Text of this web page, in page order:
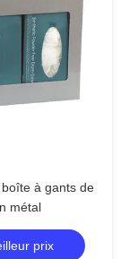
à gants de
métal
prix